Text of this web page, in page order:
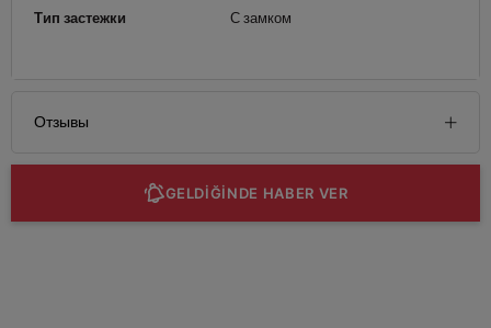
Тип застежки С замком
Отзывы
GELDİĞİNDE HABER VER